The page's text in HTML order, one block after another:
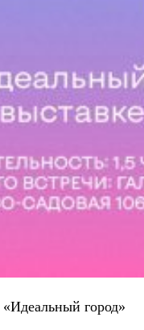
«Идеальный город»